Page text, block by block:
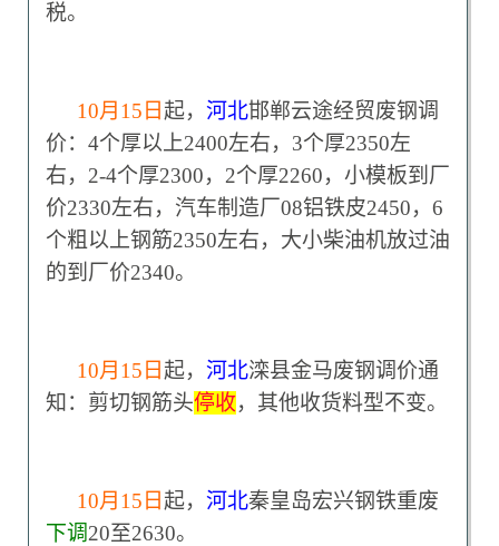
税。
10月15日 起， 河北邯郸云途经贸废钢调
价：4个厚以上2400左右，3个厚2350左
右，2-4个厚2300，2个厚2260，小模板到厂
价2330左右，汽车制造厂08铝铁皮2450，6
个粗以上钢筋2350左右，大小柴油机放过油
的到厂价2340。
10月15日 起， 河北滦县金马废钢调价通
知：剪切钢筋头停收，其他收货料型不变。
10月15日 起， 河北秦皇岛宏兴钢铁重废
下调20至2630。